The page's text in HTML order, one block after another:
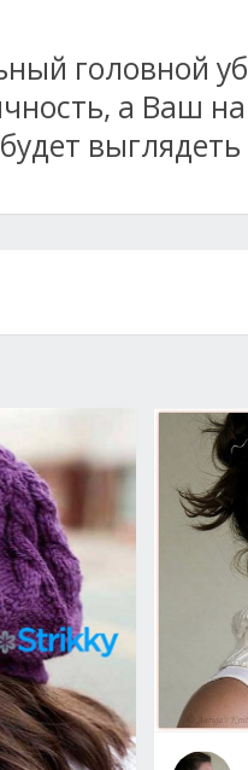
головной
а Ваш